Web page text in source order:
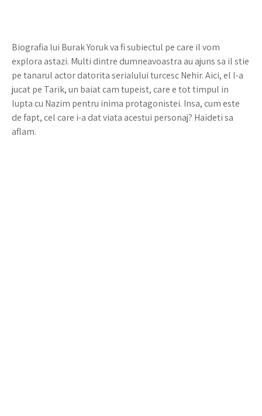
Biografia lui Burak Yoruk va fi subiectul pe care il vom
explora astazi. Multi dintre dumneavoastra au ajuns sa il stie
pe tanarul actor datorita serialului turcesc Nehir. Aici, el l-a
jucat pe Tarik, un baiat cam tupeist, care e tot timpul in
lupta cu Nazim pentru inima protagonistei. Insa, cum este
de fapt, cel care i-a dat viata acestui personaj? Haideti sa
aflam.